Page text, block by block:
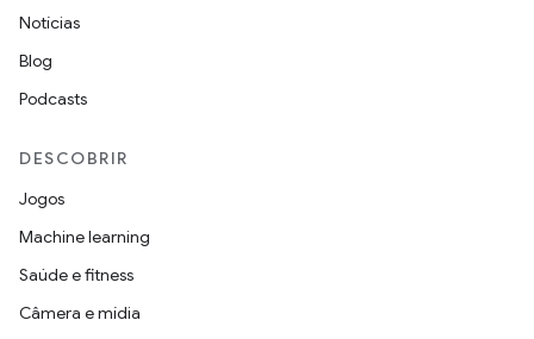
Notícias
Blog
Podcasts
DESCOBRIR
Jogos
Machine learning
Saúde e fitness
Câmera e mídia